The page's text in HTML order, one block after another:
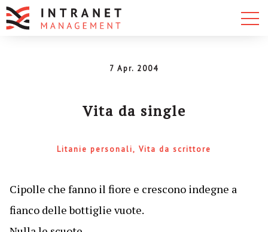
7 Apr. 2004
Vita da single
Litanie personali Vita da scrittore
Cipolle che fanno il fiore e crescono indegne a
fianco delle bottiglie vuote.